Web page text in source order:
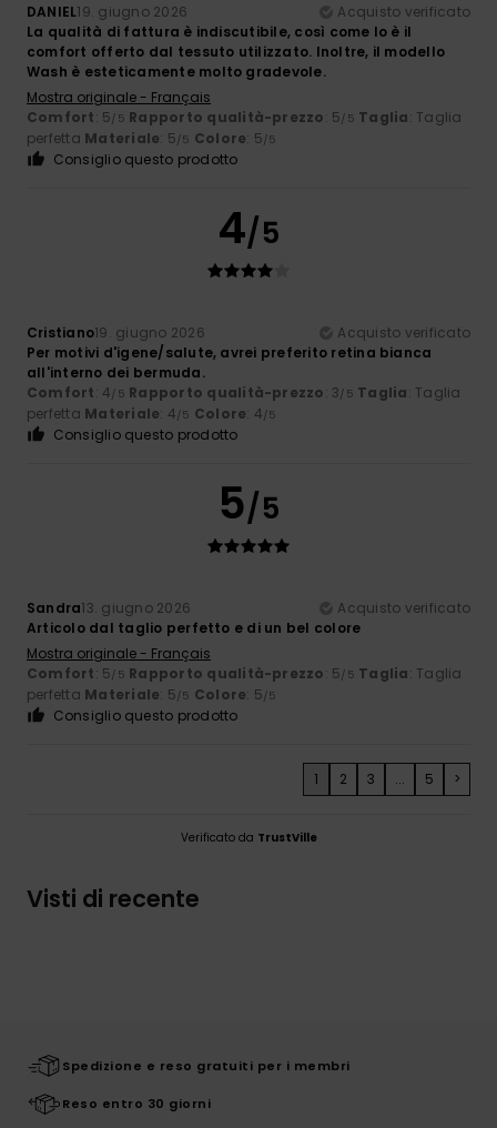
DANIEL19. giugno 2026
Acquisto verificato
La qualità di fattura è indiscutibile, così come lo è il
comfort offerto dal tessuto utilizzato. Inoltre, il modello
Wash è esteticamente molto gradevole.
Mostra originale - Français
Comfort: 5/5 Rapporto qualità-prezzo: 5/5 Taglia: Taglia
perfetta Materiale: 5/5 Colore: 5/5
Consiglio questo prodotto
4/5
Cristiano19. giugno 2026
Acquisto verificato
Per motivi d'igene/salute, avrei preferito retina bianca
all'interno dei bermuda.
Comfort: 4/5 Rapporto qualità-prezzo: 3/5 Taglia: Taglia
perfetta Materiale: 4/5 Colore: 4/5
Consiglio questo prodotto
5/5
Sandra13. giugno 2026
Acquisto verificato
Articolo dal taglio perfetto e di un bel colore
Mostra originale - Français
Comfort: 5/5 Rapporto qualità-prezzo: 5/5 Taglia: Taglia
perfetta Materiale: 5/5 Colore: 5/5
Consiglio questo prodotto
1 2 3 ... 5 >
Verificato da TrustVille
Visti di recente
Spedizione e reso gratuiti per i membri
Reso entro 30 giorni